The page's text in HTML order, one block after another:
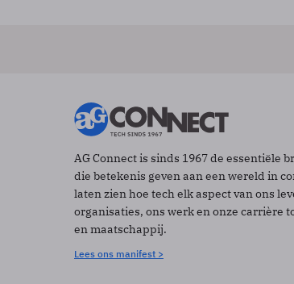
AG Connect is sinds 1967 de essentiële
die betekenis geven aan een wereld in
laten zien hoe tech elk aspect van ons
organisaties, ons werk en onze carrière
en maatschappij.
Lees ons manifest >